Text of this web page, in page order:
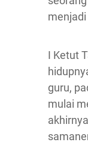
I Ketut
guru,
mulai